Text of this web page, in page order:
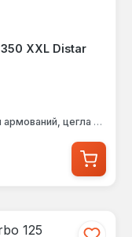
350 XXL Distar
тверда, вогнетривка